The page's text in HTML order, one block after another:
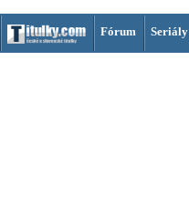
Fórum Seriály